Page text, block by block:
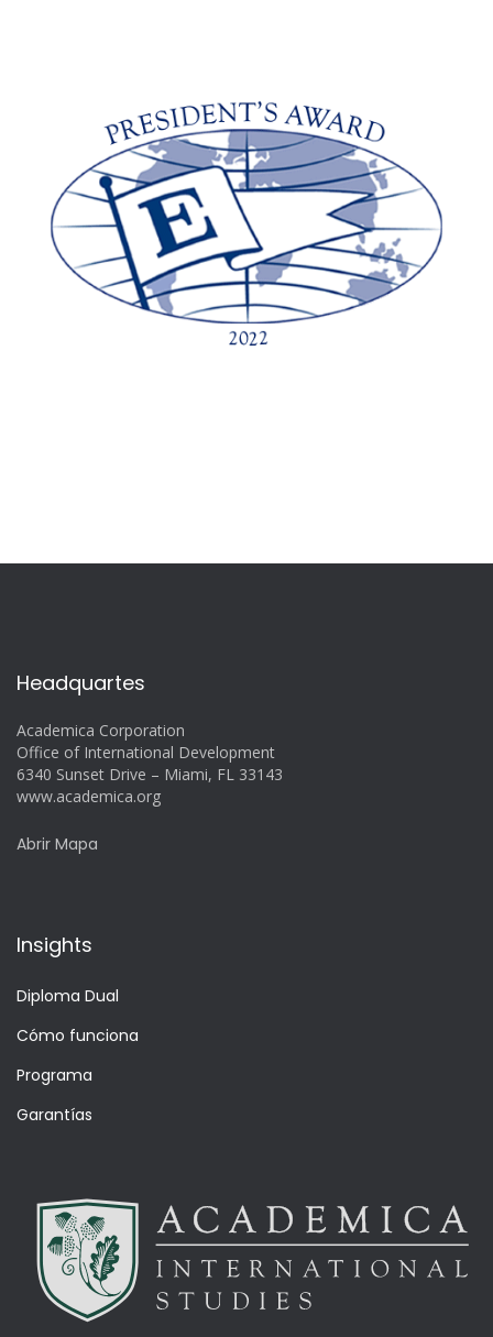
Headquartes
Academica Corporation
Office of International Development
6340 Sunset Drive – Miami, FL 33143
www.academica.org
Abrir Mapa
Insights
Diploma Dual
Cómo funciona
Programa
Garantías